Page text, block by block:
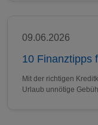
09.06.2026
10 Finanztipps
Mit der richtigen
Urlaub unnötige